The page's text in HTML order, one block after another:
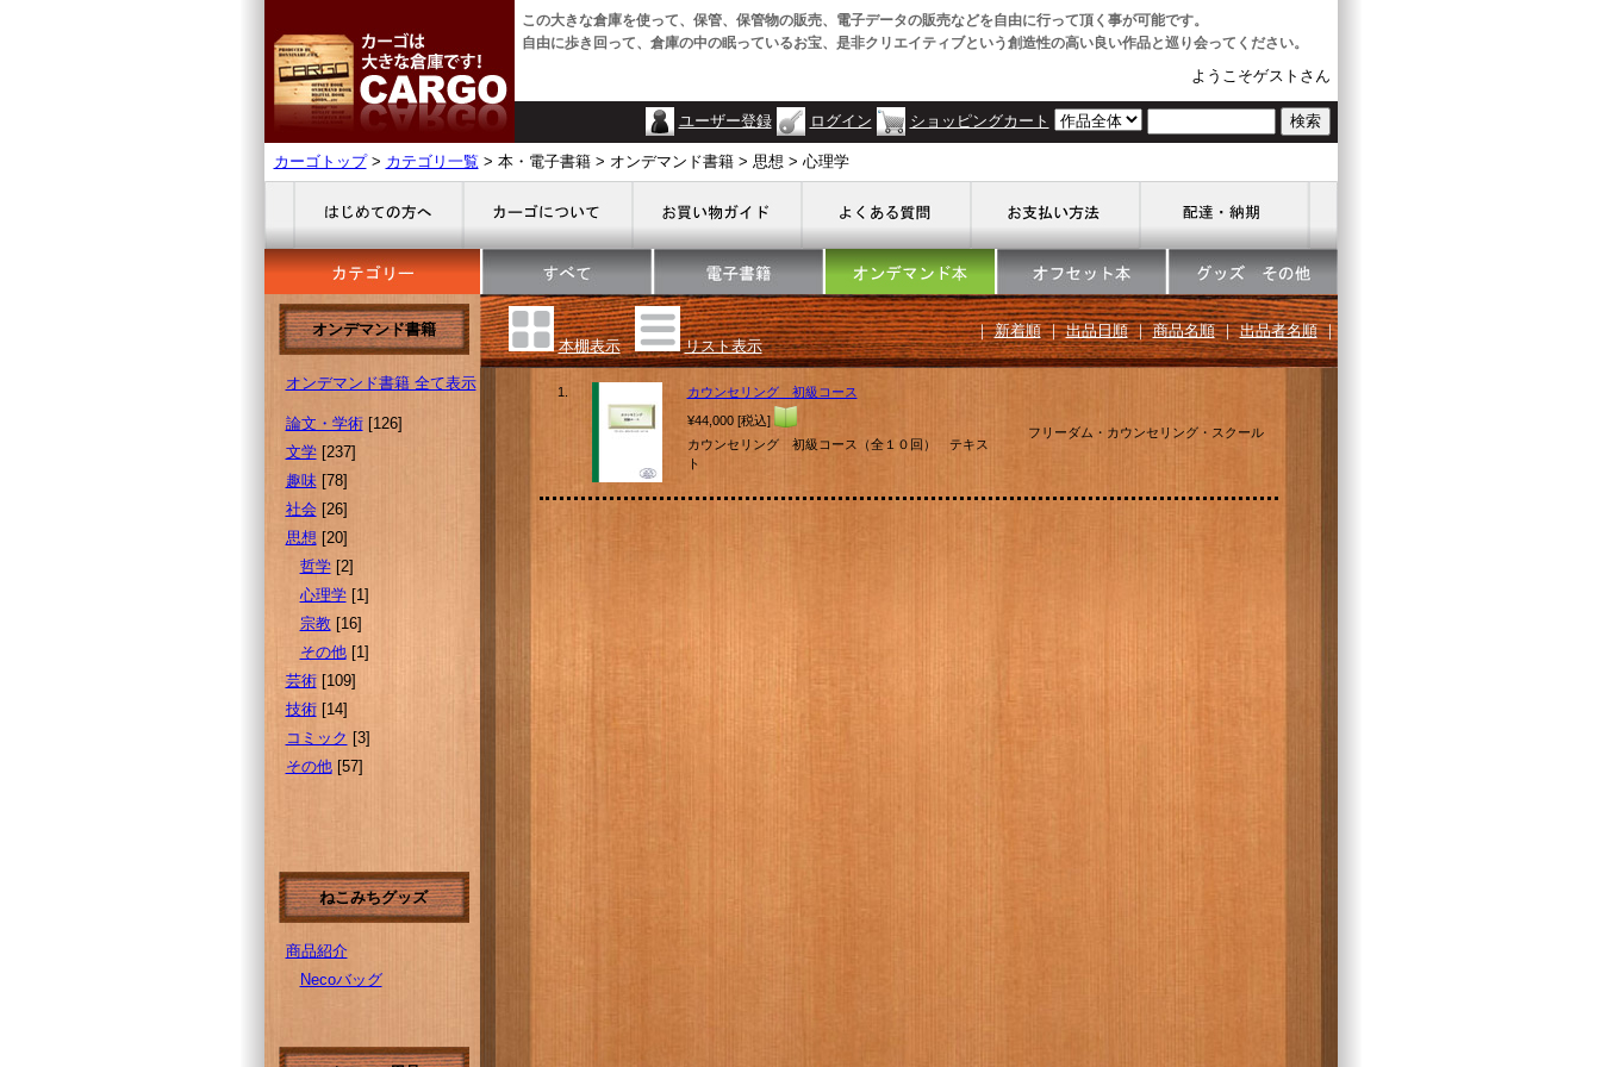
この大きな倉庫を使って、保管、保管物の販売、電子データの販売などを自由に行って頂く事が可能です。
自由に歩き回って、倉庫の中の眠っているお宝、是非クリエイティブという創造性の高い良い作品と巡り会ってください。
ようこそゲストさん
ユーザー登録 ログイン ショッピングカート
カーゴトップ> カテゴリ一覧 > 本・電子書籍 > オンデマンド書籍 > 思想 > 心理学
オンデマンド書籍
オンデマンド書籍 全て表示
論文・学術[126]
文学[237]
趣味[78]
社会[26]
思想 [20]
哲学[2]
心理学[1]
宗教[16]
その他[1]
芸術[109]
技術[14]
コミック [3]
その他[57]
ねこみちグッズ
商品紹介
Necoバッグ
本棚表示 リスト表示
｜新着順｜出品日順｜商品名順｜出品者名順｜
1.
カウンセリング 初級コース
¥44,000 [税込]
カウンセリング 初級コース（全１０回） テキス
ト
フリーダム・カウンセリング・スクール